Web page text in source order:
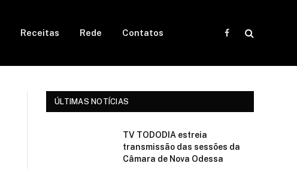
Receitas Rede Contatos
Facebook
ÚLTIMAS NOTÍCIAS
TV TODODIA estreia
transmissão das sessões da
Câmara de Nova Odessa